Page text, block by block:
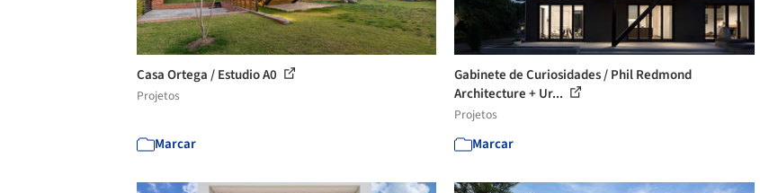
Casa Ortega / Estudio A0
Projetos
Marcar
Gabinete de Curiosidades / Phil Redmond
Architecture + Ur...
Projetos
Marcar